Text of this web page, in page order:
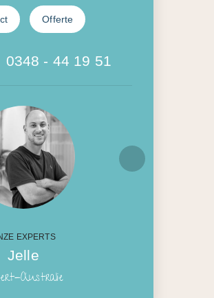
Offerte
0348 - 44 19 51
EXPERTS
Jelle
Australie